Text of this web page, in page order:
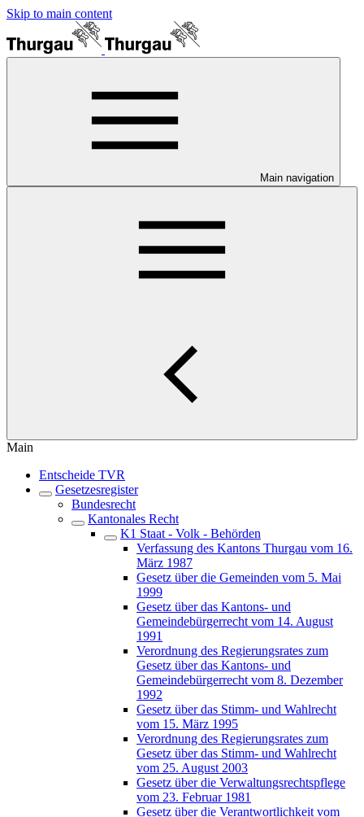
Skip to main content
Main navigation
Main
Entscheide TVR
Gesetzesregister
Bundesrecht
Kantonales Recht
K1 Staat - Volk - Behörden
Verfassung des Kantons Thurgau vom 16.
März 1987
Gesetz über die Gemeinden vom 5. Mai
1999
Gesetz über das Kantons- und
Gemeindebürgerrecht vom 14. August
1991
Verordnung des Regierungsrates zum
Gesetz über das Kantons- und
Gemeindebürgerrecht vom 8. Dezember
1992
Gesetz über das Stimm- und Wahlrecht
vom 15. März 1995
Verordnung des Regierungsrates zum
Gesetz über das Stimm- und Wahlrecht
vom 25. August 2003
Gesetz über die Verwaltungsrechtspflege
vom 23. Februar 1981
Gesetz über die Verantwortlichkeit vom